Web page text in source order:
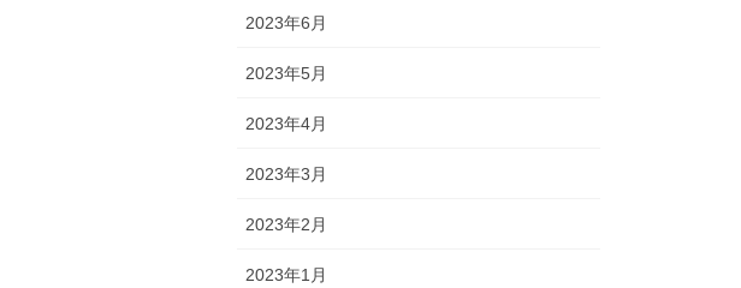
2023年6月
2023年5月
2023年4月
2023年3月
2023年2月
2023年1月